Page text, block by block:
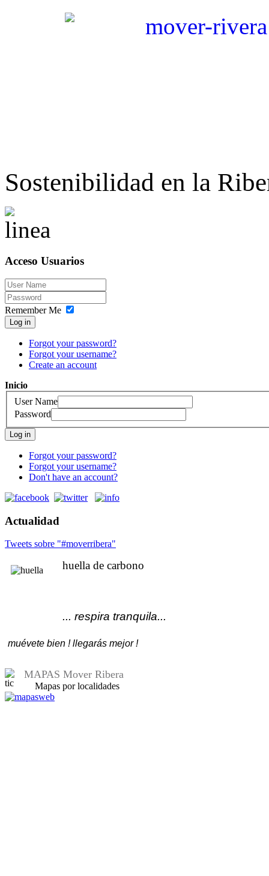
Sostenibilidad en la
Acceso Usuarios
Remember Me
Log in
Forgot your password?
Forgot your username?
Create an account
Inicio
User Name
Password
Log in
Forgot your password?
Forgot your username?
Don't have an account?
Actualidad
Tweets sobre "#moverribera"
huella de carbono
... respira tranquila...
muévete bien ! llegarás mejor !
MAPAS Mover Ribera
Mapas por localidades